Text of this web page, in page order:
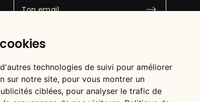
technologies de suivi pour améliorer
sur notre site, pour vous montrer un
ciblées, pour analyser le trafic de